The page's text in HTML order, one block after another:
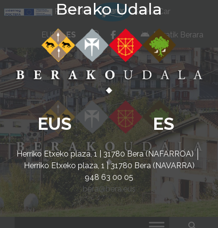
Berako Udala
EUS ES
Herriko Etxeko plaza, 1 | 31780 Bera (NAFARROA)
Herriko Etxeko plaza, 1 | 31780 Bera (NAVARRA)
948 63 00 05
bera@bera.eus
POCTEFA KarKarCar
EUS ES whatsapp
facebook
instagram
Beratik Berara